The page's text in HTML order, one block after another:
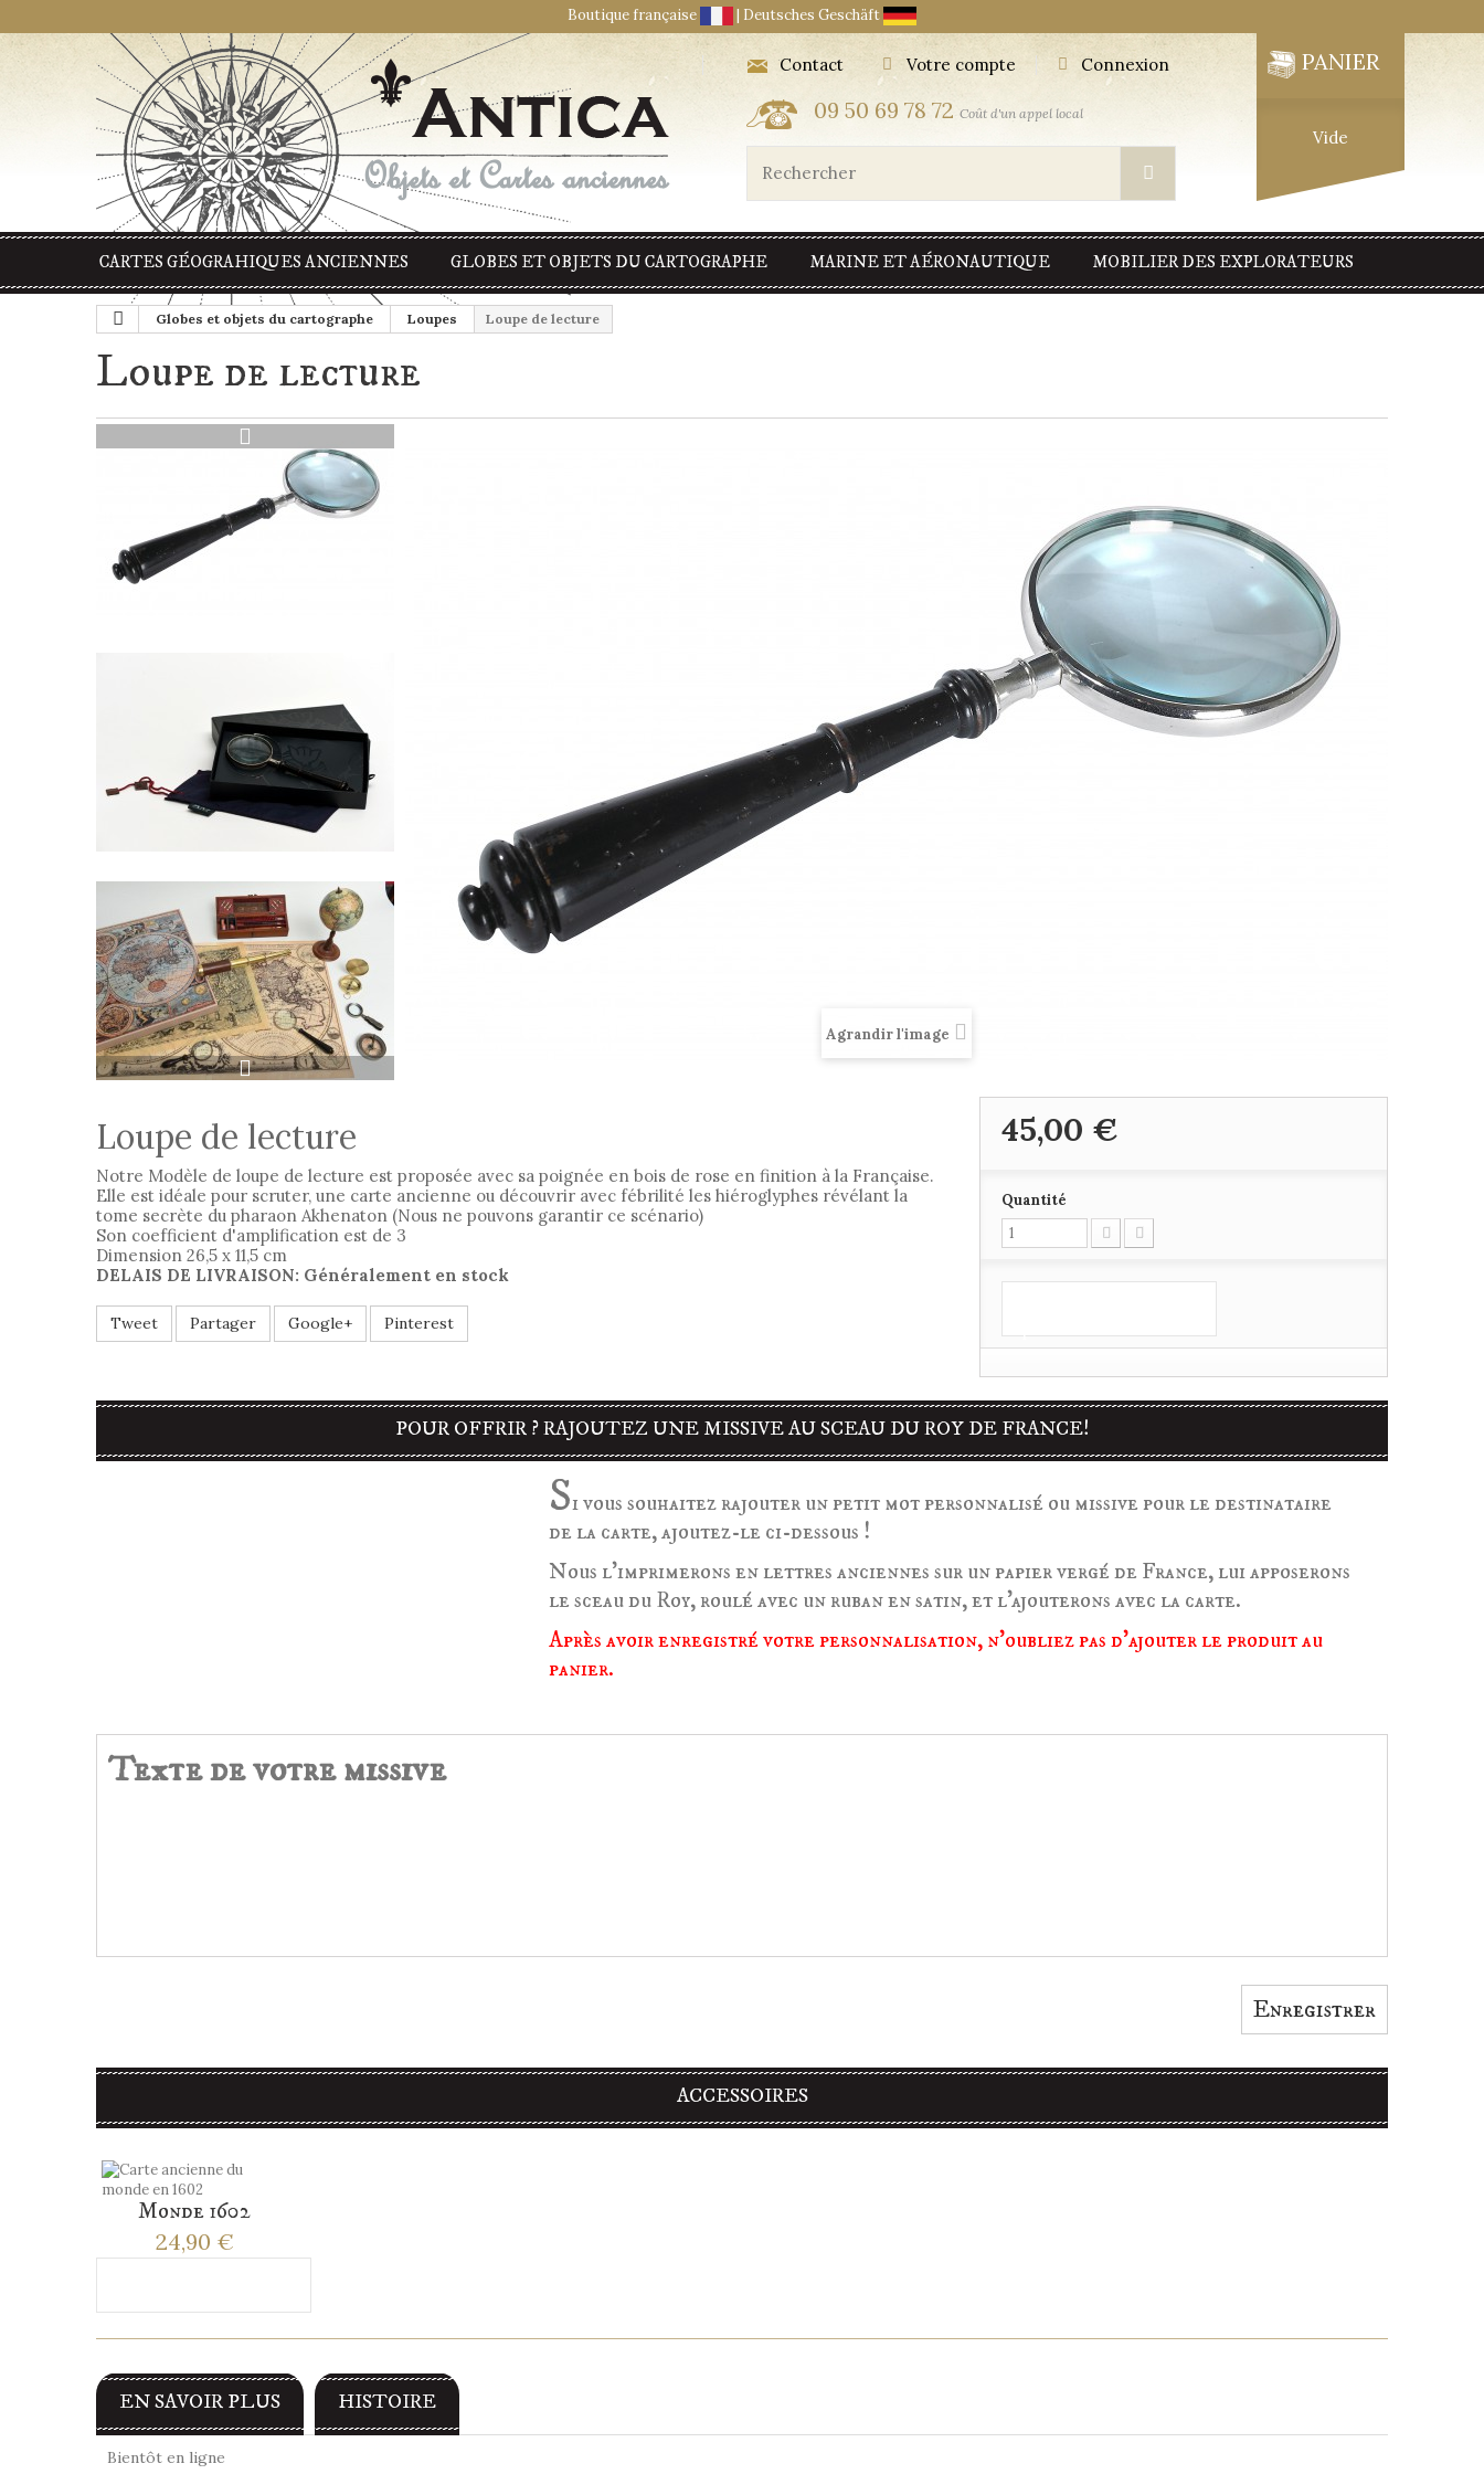
Boutique française | Deutsches Geschäft
PANIER
Vide
Connexion
Votre compte
Contact
09 50 69 78 72 Coût d'un appel local
CARTES GÉOGRAHIQUES ANCIENNES GLOBES ET OBJETS DU CARTOGRAPHE MARINE ET AÉRONAUTIQUE MOBILIER DES EXPLORATEURS
Globes et objets du cartographe Loupes Loupe de lecture
Loupe de lecture
Agrandir l'image
Loupe de lecture
Notre Modèle de loupe de lecture est proposée avec sa poignée en bois de rose en finition à la Française.
Elle est idéale pour scruter, une carte ancienne ou découvrir avec fébrilité les hiéroglyphes révélant la
tome secrète du pharaon Akhenaton (Nous ne pouvons garantir ce scénario)
Son coefficient d'amplification est de 3
Dimension 26,5 x 11,5 cm
DELAIS DE LIVRAISON: Généralement en stock
Tweet Partager Google+ Pinterest
45,00 €
Quantité
POUR OFFRIR ? RAJOUTEZ UNE MISSIVE AU SCEAU DU ROY DE FRANCE!
Si vous souhaitez rajouter un petit mot personnalisé ou missive pour le destinataire
de la carte, ajoutez-le ci-dessous !
Nous l'imprimerons en lettres anciennes sur un papier vergé de France, lui apposerons
le sceau du Roy, roulé avec un ruban en satin, et l'ajouterons avec la carte.
Après avoir enregistré votre personnalisation, n'oubliez pas d'ajouter le produit au
panier.
Enregistrer
ACCESSOIRES
Monde 1602
24,90 €
EN SAVOIR PLUS HISTOIRE
Bientôt en ligne